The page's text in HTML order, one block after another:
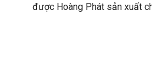
được Hoàng Phát sản xuất